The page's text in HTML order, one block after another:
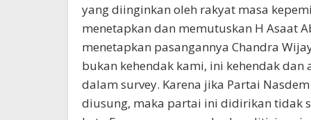
yang diinginkan oleh rakyat masa
menetapkan dan memutuskan H Asaat
menetapkan pasangannya Chandra
bukan kehendak kami, ini kehendak
dalam survey. Karena jika Partai
diusung, maka partai ini didirikan tidak